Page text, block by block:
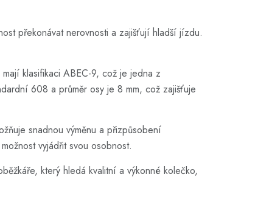
překonávat nerovnosti a zajišťují hladší jízdu.
klasifikaci ABEC-9, což je jedna z
608 a průměr osy je 8 mm, což zajišťuje
snadnou výměnu a přizpůsobení
vyjádřit svou osobnost.
který hledá kvalitní a výkonné kolečko,